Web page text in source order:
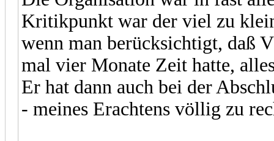
Kritikpunkt war der viel zu
wenn man berücksichtigt, daß
mal vier Monate Zeit hatte,
Er hat dann auch bei der
- meines Erachtens völlig zu